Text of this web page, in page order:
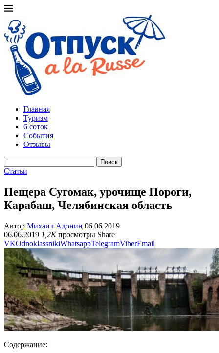
Главная
Туризм
6 соток
События
Отзывы
Поиск
Статьи
Пещера Сугомак, урочище Пороги,
Карабаш, Челябинская область
Автор Михаил Адонин 06.06.2019
06.06.2019 1,2Kпросмотры Share
VKOdnoklassnikiWhatsappTelegramViberEmail
Содержание: